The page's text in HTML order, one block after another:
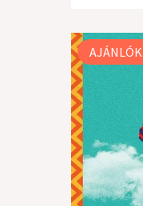
AJÁNLÓK